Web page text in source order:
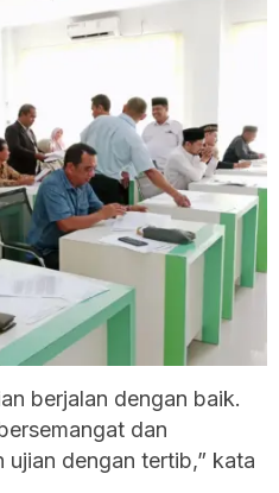
berjalan dengan baik.
dan
dengan tertib,” kata